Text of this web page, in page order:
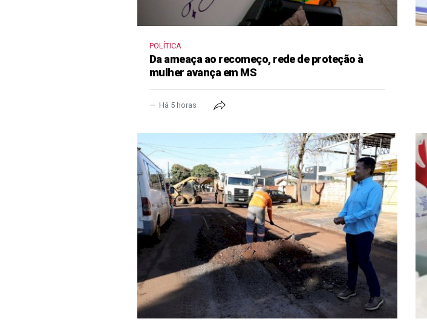
POLÍTICA
Da ameaça ao recomeço, rede de proteção à
mulher avança em MS
Há 5 horas